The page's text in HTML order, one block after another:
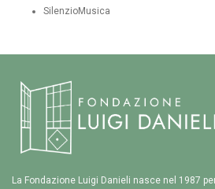
SilenzioMusica
La Fondazione Luigi Danieli nasce nel 1987